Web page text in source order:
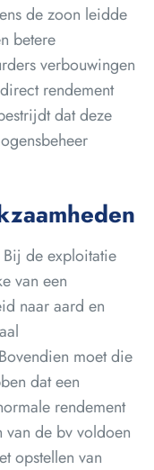
de zoon leidde
betere
verbouwingen
rendement
dat deze
de exploitatie
van een
naar aard en
moet die
dat een
rendement
van de bv voldoen
opstellen van